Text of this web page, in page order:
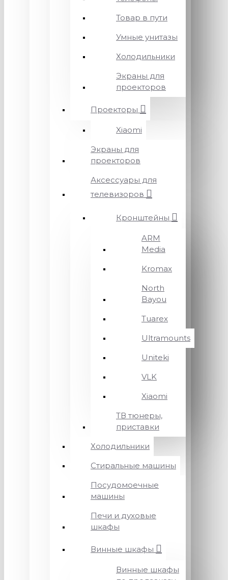
Товар в пути
Умные унитазы
Холодильники
Экраны для
проекторов
Проекторы
Xiaomi
Экраны для
проекторов
Аксессуары для
телевизоров
Кронштейны
ARM
Media
Kromax
North
Bayou
Tuarex
Ultramounts
Uniteki
VLK
Xiaomi
ТВ тюнеры,
приставки
Холодильники
Стиральные машины
Посудомоечные
машины
Печи и духовые
шкафы
Винные шкафы
Винные шкафы